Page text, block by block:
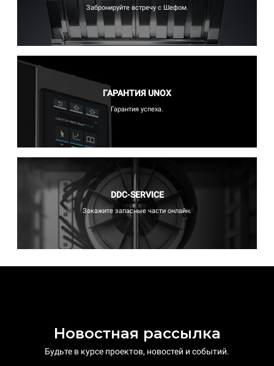
Забронируйте встречу с Шефом.
ГАРАНТИЯ UNOX
Гарантия успеха.
DDC-SERVICE
Закажите запасные части онлайн.
Новостная рассылка
Будьте в курсе проектов, новостей и событий.